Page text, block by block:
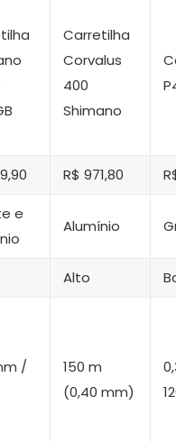
Carretilha
Corvalus
400
Shimano
R$ 971,80
e
Alumínio
Alto
/
150 m
(0,40 mm)